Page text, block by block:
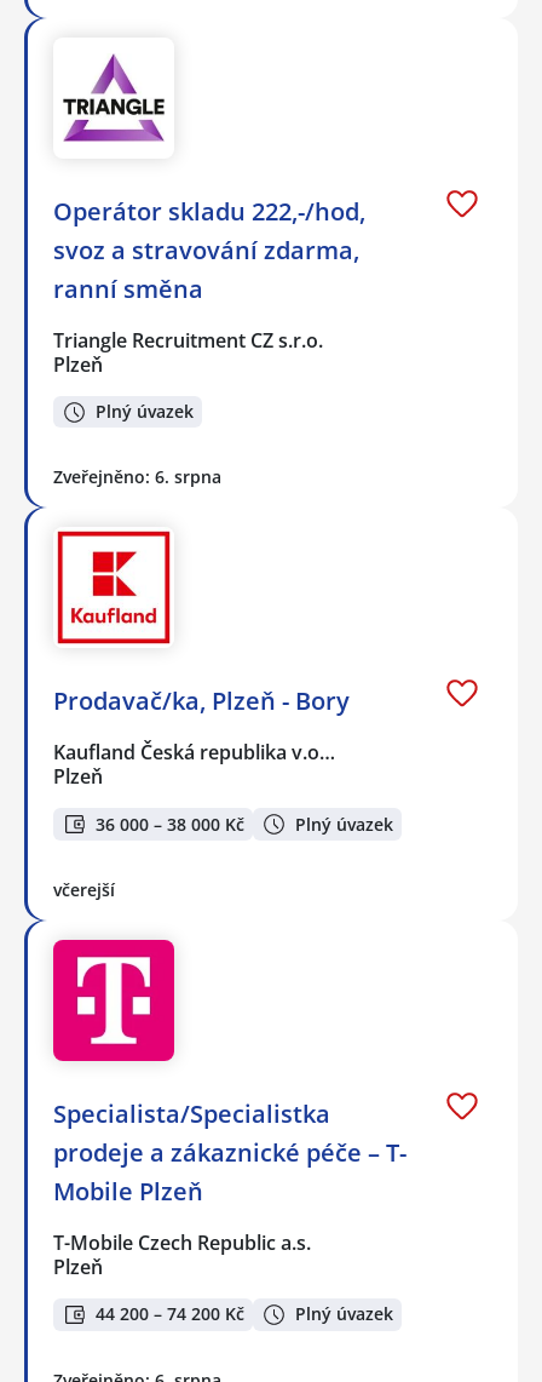
Operátor skladu 222,-/hod,
svoz a stravování zdarma,
ranní směna
Triangle Recruitment CZ s.r.o.
Plzeň
Plný úvazek
Zveřejněno: 6. srpna
Prodavač/ka, Plzeň - Bory
Kaufland Česká republika v.o…
Plzeň
36 000 – 38 000 Kč Plný úvazek
včerejší
Specialista/Specialistka
prodeje a zákaznické péče – T-
Mobile Plzeň
T-Mobile Czech Republic a.s.
Plzeň
44 200 – 74 200 Kč Plný úvazek